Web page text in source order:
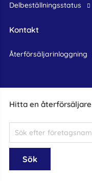
Hitta en återförsäljare
Delbeställningsstatus
Kontakt
återförsäljarinloggning